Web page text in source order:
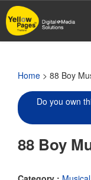
Skip
to
main
Home > 88 Boy
Do you own
88 Boy